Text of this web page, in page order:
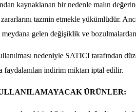
kaynaklanan bir nedenle malın
zararlarını tazmin etmekle yükümlüdür.
meydana gelen değişiklik ve
nedeniyle SATICI tarafından
faydalanılan indirim miktarı iptal edilir.
ÜRÜNLER: